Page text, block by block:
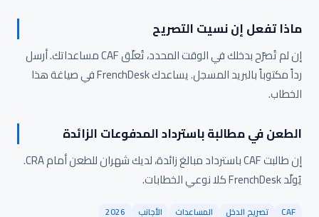
ماذا تفعل إن نسيت التصريح
إن لم تُصرّح بدخلك في الوقت المحدد، تُعلّق CAF مساعداتك. أرسل
رداً مكتوباً بالبريد المسجل. يساعدك FrenchDesk في صياغة هذا
الخطاب.
الطعن في مطالبة باسترداد المدفوعات الزائدة
إن طالبت CAF باسترداد مبالغ زائدة، لديك شهران للطعن أمام CRA.
يُولّد FrenchDesk كلا نوعي الخطابات.
CAF تصريح الدخل المساعدات الأجانب 2026